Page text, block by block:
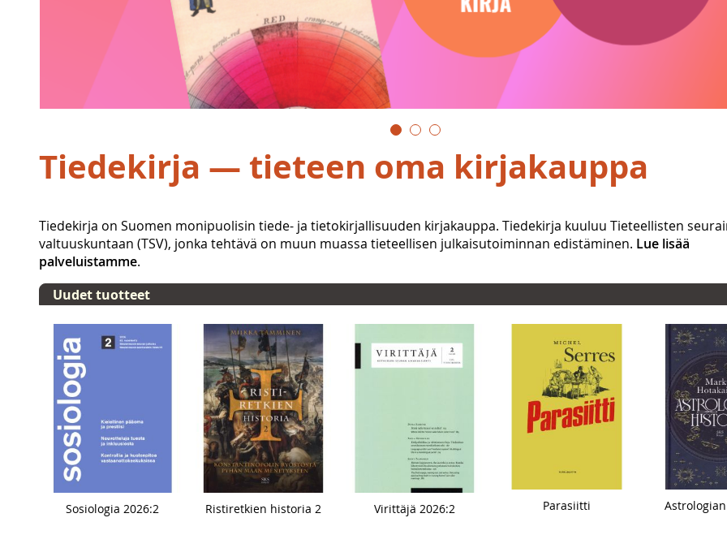
Tiedekirja — tieteen oma kirjakauppa
Tiedekirja on Suomen monipuolisin tiede- ja tietokirjallisuuden kirjakauppa. Tiedekirja kuuluu Tieteellisten
valtuuskuntaan (TSV), jonka tehtävä on muun muassa tieteellisen julkaisutoiminnan edistäminen. Lue lisää
palveluistamme.
Uudet tuotteet
Sosiologia 2026:2 Ristiretkien historia 2 Virittäjä 2026:2 Parasiitti